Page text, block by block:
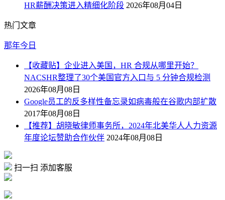
HR薪酬决策进入精细化阶段 2026年08月04日
热门文章
那年今日
【收藏贴】企业进入美国，HR 合规从哪里开始？
NACSHR整理了30个美国官方入口与 5 分钟合规检测
2026年08月08日
Google员工的反多样性备忘录如病毒般在谷歌内部扩散
2017年08月08日
【推荐】胡晓敏律师事务所，2024年北美华人人力资源
年度论坛赞助合作伙伴 2024年08月08日
扫一扫 添加客服